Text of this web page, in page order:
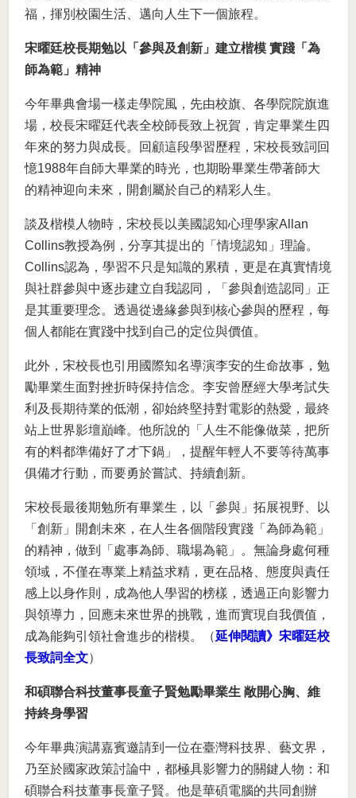
福，揮別校園生活、邁向人生下一個旅程。
宋曜廷校長期勉以「參與及創新」建立楷模 實踐「為
師為範」精神
今年畢典會場一樣走學院風，先由校旗、各學院院旗進
場，校長宋曜廷代表全校師長致上祝賀，肯定畢業生四
年來的努力與成長。回顧這段學習歷程，宋校長致詞回
憶1988年自師大畢業的時光，也期盼畢業生帶著師大
的精神迎向未來，開創屬於自己的精彩人生。
談及楷模人物時，宋校長以美國認知心理學家Allan
Collins教授為例，分享其提出的「情境認知」理論。
Collins認為，學習不只是知識的累積，更是在真實情境
與社群參與中逐步建立自我認同，「參與創造認同」正
是其重要理念。透過從邊緣參與到核心參與的歷程，每
個人都能在實踐中找到自己的定位與價值。
此外，宋校長也引用國際知名導演李安的生命故事，勉
勵畢業生面對挫折時保持信念。李安曾歷經大學考試失
利及長期待業的低潮，卻始終堅持對電影的熱愛，最終
站上世界影壇巔峰。他所說的「人生不能像做菜，把所
有的料都準備好了才下鍋」，提醒年輕人不要等待萬事
俱備才行動，而要勇於嘗試、持續創新。
宋校長最後期勉所有畢業生，以「參與」拓展視野、以
「創新」開創未來，在人生各個階段實踐「為師為範」
的精神，做到「處事為師、職場為範」。無論身處何種
領域，不僅在專業上精益求精，更在品格、態度與責任
感上以身作則，成為他人學習的榜樣，透過正向影響力
與領導力，回應未來世界的挑戰，進而實現自我價值，
成為能夠引領社會進步的楷模。（延伸閱讀》宋曜廷校
長致詞全文）
和碩聯合科技董事長童子賢勉勵畢業生 敞開心胸、維
持終身學習
今年畢典演講嘉賓邀請到一位在臺灣科技界、藝文界，
乃至於國家政策討論中，都極具影響力的關鍵人物：和
碩聯合科技董事長童子賢。他是華碩電腦的共同創辦